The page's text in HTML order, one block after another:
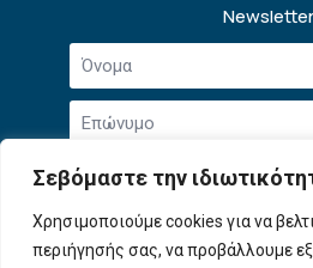
Σεβόμαστε την
Χρησιμοποιούμε cookies για να
περιήγησής σας, να προβάλλουμε
Newsletter
Όνομα
Επώνυμο
Email
*
Αποδοχή
όρων
Συμφωνώ με την Πολιτική
Όρους Χρήσης.